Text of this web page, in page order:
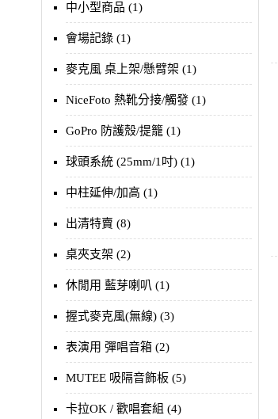
中小型商品 (1)
會場記錄 (1)
麥克風 桌上架/懸臂架 (1)
NiceFoto 熱靴分接/觸發 (1)
GoPro 防護殼/提籠 (1)
球頭系統 (25mm/1吋) (1)
中柱延伸/加高 (1)
出清特賣 (8)
桌夾支架 (2)
休閒用 藍芽喇叭 (1)
握式麥克風(無線) (3)
表演用 彈唱音箱 (2)
MUTEE 吸隔音飾板 (5)
卡拉OK / 歡唱套組 (4)